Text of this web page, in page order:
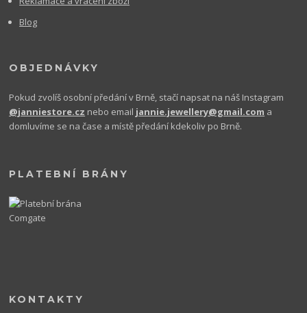
Blog
OBJEDNÁVKY
Pokud zvolíš osobní předání v Brně, stačí napsat na náš Instagram
@janniestore.cz nebo email jannie.jewellery@gmail.com a
domluvíme se na čase a místě předání kdekoliv po Brně.
PLATEBNÍ BRÁNY
KONTAKTY